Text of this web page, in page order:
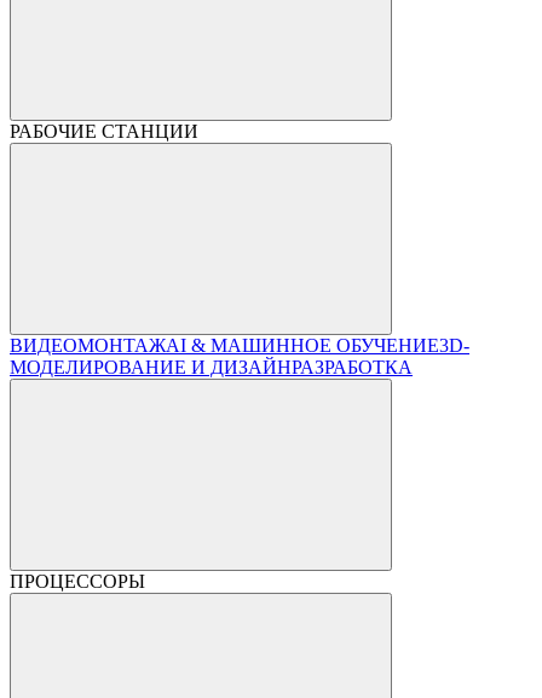
РАБОЧИЕ СТАНЦИИ
ВИДЕОМОНТАЖAI & МАШИННОЕ ОБУЧЕНИЕ3D-
МОДЕЛИРОВАНИЕ И ДИЗАЙНРАЗРАБОТКА
ПРОЦЕССОРЫ